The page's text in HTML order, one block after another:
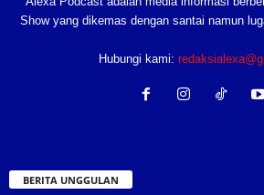
Show yang dikemas dengan santai namun
Hubungi kami:
BERITA UNGGULAN